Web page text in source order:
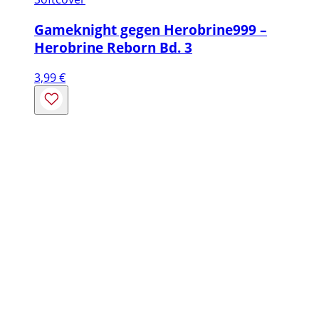
Gameknight gegen Herobrine999 –
Herobrine Reborn Bd. 3
3,99€